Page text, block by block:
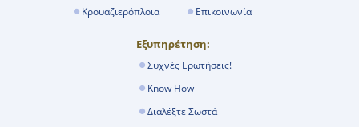
Κρουαζιερόπλοια
Επικοινωνία
Εξυπηρέτηση:
Συχνές Ερωτήσεις!
Know How
Διαλέξτε Σωστά